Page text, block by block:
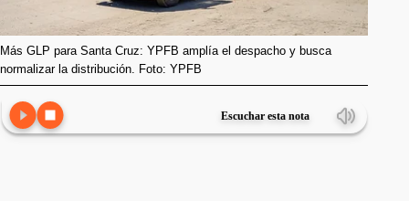
Más GLP para Santa Cruz: YPFB amplía el despacho y busca
normalizar la distribución. Foto: YPFB
Escuchar esta nota